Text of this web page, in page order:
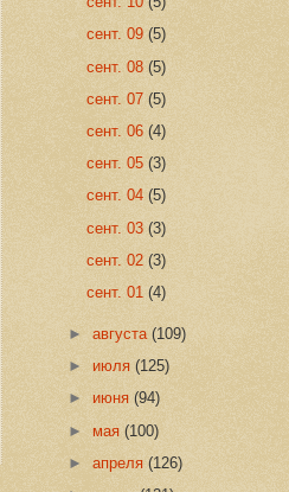
сент. 09 (5)
сент. 08 (5)
сент. 07 (5)
сент. 06 (4)
сент. 05 (3)
сент. 04 (5)
сент. 03 (3)
сент. 02 (3)
сент. 01 (4)
►августа(109)
►июля(125)
►июня(94)
►мая(100)
►апреля(126)